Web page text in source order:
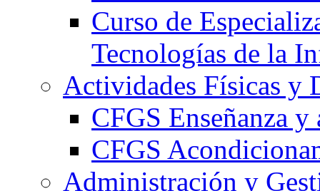
Curso de
Tecnologías de la
Actividades Físicas y
CFGS Enseñanza
CFGS
Administración y